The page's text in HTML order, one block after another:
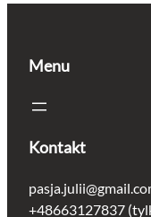
Menu
Kontakt
+48663127837